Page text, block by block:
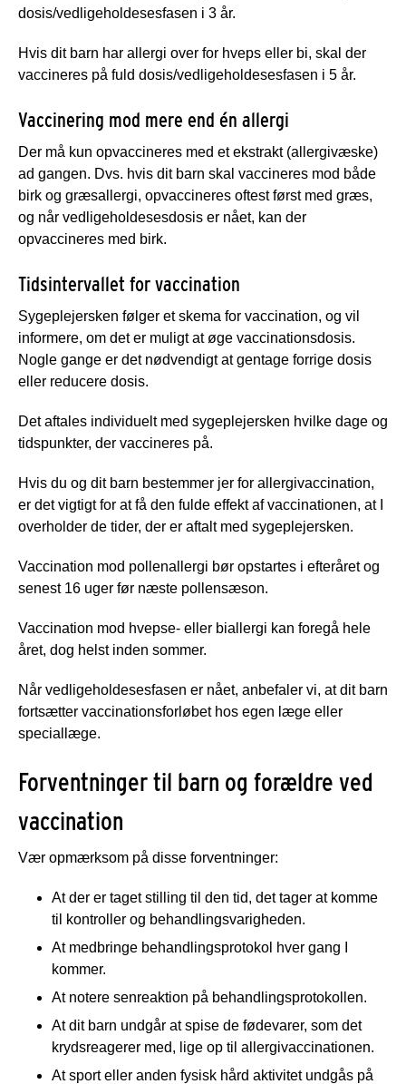
dosis/vedligeholdesesfasen i 3 år.
Hvis dit barn har allergi over for hveps eller bi, skal der
vaccineres på fuld dosis/vedligeholdesesfasen i 5 år.
Vaccinering mod mere end én allergi
Der må kun opvaccineres med et ekstrakt (allergivæske)
ad gangen. Dvs. hvis dit barn skal vaccineres mod både
birk og græsallergi, opvaccineres oftest først med græs,
og når vedligeholdesesdosis er nået, kan der
opvaccineres med birk.
Tidsintervallet for vaccination
Sygeplejersken følger et skema for vaccination, og vil
informere, om det er muligt at øge vaccinationsdosis.
Nogle gange er det nødvendigt at gentage forrige dosis
eller reducere dosis.
Det aftales individuelt med sygeplejersken hvilke dage og
tidspunkter, der vaccineres på.
Hvis du og dit barn bestemmer jer for allergivaccination,
er det vigtigt for at få den fulde effekt af vaccinationen, at I
overholder de tider, der er aftalt med sygeplejersken.
Vaccination mod pollenallergi bør opstartes i efteråret og
senest 16 uger før næste pollensæson.
Vaccination mod hvepse- eller biallergi kan foregå hele
året, dog helst inden sommer.
Når vedligeholdesesfasen er nået, anbefaler vi, at dit barn
fortsætter vaccinationsforløbet hos egen læge eller
speciallæge.
Forventninger til barn og forældre ved
vaccination
Vær opmærksom på disse forventninger:
At der er taget stilling til den tid, det tager at komme
til kontroller og behandlingsvarigheden.
At medbringe behandlingsprotokol hver gang I
kommer.
At notere senreaktion på behandlingsprotokollen.
At dit barn undgår at spise de fødevarer, som det
krydsreagerer med, lige op til allergivaccinationen.
At sport eller anden fysisk hård aktivitet undgås på